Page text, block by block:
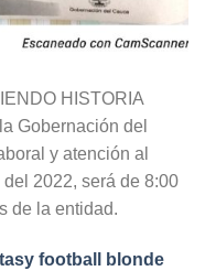
HISTORIA
Gobernación del
y atención al
2022, será de 8:00
de la entidad.
football
blonde